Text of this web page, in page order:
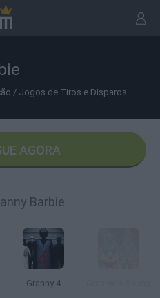
/ Jogos de Tiros e Disparos
AGORA
Barbie
Granny 4